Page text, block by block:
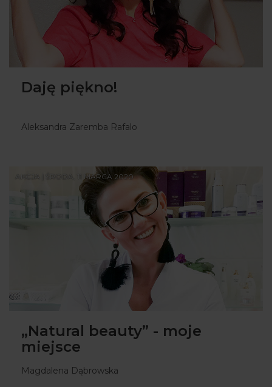
Daję piękno!
Aleksandra Zaremba Rafalo
AKCJA | ŚRODA, 11 MARCA 2020
„Natural beauty” - moje
miejsce
Magdalena Dąbrowska